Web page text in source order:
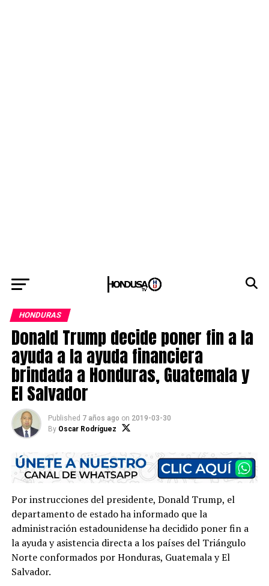
HONDURAS
Donald Trump decide poner fin a la
ayuda a la ayuda financiera
brindada a Honduras, Guatemala y
El Salvador
Published 7 años ago on 2019-03-30
By Oscar Rodríguez
Por instrucciones del presidente, Donald Trump, el
departamento de estado ha informado que la
administración estadounidense ha decidido poner fin a
la ayuda y asistencia directa a los países del Triángulo
Norte conformados por Honduras, Guatemala y El
Salvador.